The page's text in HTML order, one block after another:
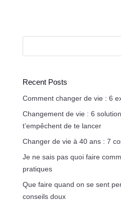
Recent Posts
Comment changer de vie : 6
Changement de vie : 6
t’empêchent de te lancer
Changer de vie à 40 ans : 7
Je ne sais pas quoi faire
pratiques
Que faire quand on se sent
conseils doux